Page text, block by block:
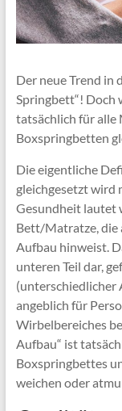
Der neue Trend in
Springbett“! Doch
tatsächlich für alle
Boxspringbetten
Die eigentliche
gleichgesetzt wird
Gesundheit lautet
Bett/Matratze, die
Aufbau hinweist.
unteren Teil dar,
(unterschiedlicher
angeblich für
Wirbelbereiches
Aufbau“ ist
Boxspringbettes
weichen oder